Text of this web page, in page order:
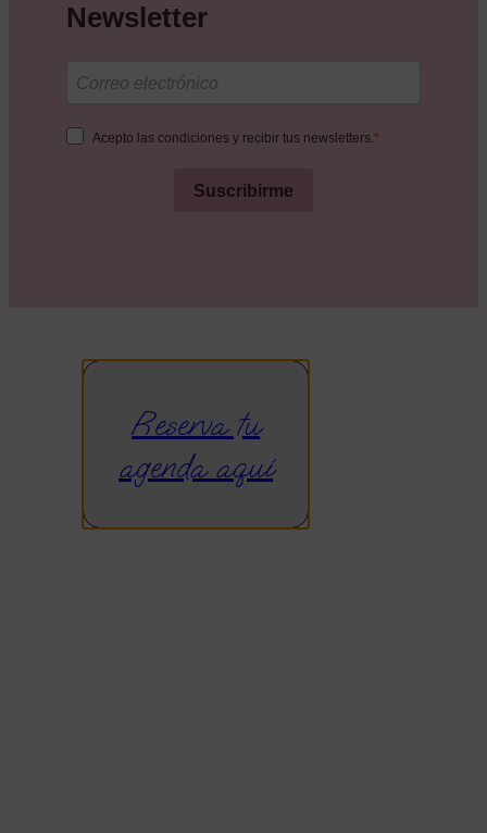
Newsletter
Acepto las condiciones y recibir tus newsletters.
Suscribirme
Reserva tu
agenda aquí